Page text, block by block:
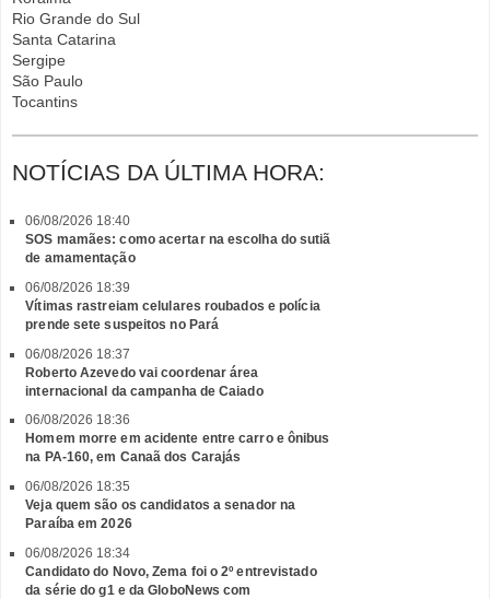
Rio Grande do Sul
Santa Catarina
Sergipe
São Paulo
Tocantins
NOTÍCIAS DA ÚLTIMA HORA:
06/08/2026 18:40
SOS mamães: como acertar na escolha do sutiã
de amamentação
06/08/2026 18:39
Vítimas rastreiam celulares roubados e polícia
prende sete suspeitos no Pará
06/08/2026 18:37
Roberto Azevedo vai coordenar área
internacional da campanha de Caiado
06/08/2026 18:36
Homem morre em acidente entre carro e ônibus
na PA-160, em Canaã dos Carajás
06/08/2026 18:35
Veja quem são os candidatos a senador na
Paraíba em 2026
06/08/2026 18:34
Candidato do Novo, Zema foi o 2º entrevistado
da série do g1 e da GloboNews com